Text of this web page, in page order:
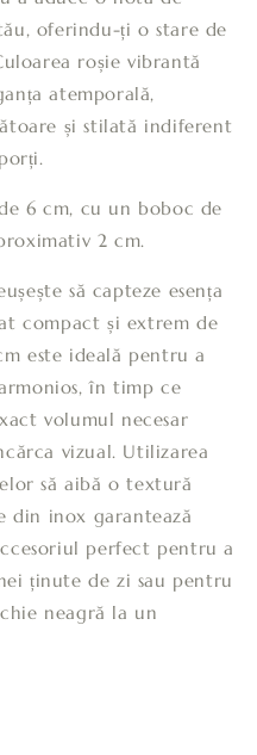
oferindu-ți o stare de
roșie vibrantă
atemporală,
și stilată indiferent
6 cm, cu un boboc de
2 cm.
să capteze esența
compact și extrem de
este ideală pentru a
în timp ce
volumul necesar
vizual. Utilizarea
să aibă o textură
din inox garantează
perfect pentru a
ținute de zi sau pentru
neagră la un